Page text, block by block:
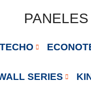
SERIES